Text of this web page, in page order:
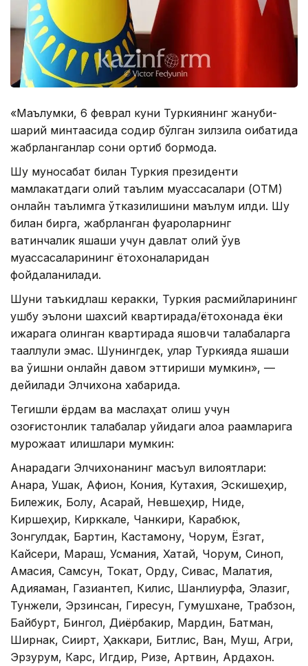
«Маълумки, 6 феврал куни Туркиянинг жануби-
шарқий минтақасида содир бўлган зилзила оқибатида
жабрланганлар сони ортиб бормоқда.
Шу муносабат билан Туркия президенти
мамлакатдаги олий таълим муассасалари (ОТМ)
онлайн таълимга ўтказилишини маълум қилди. Шу
билан бирга, жабрланган фуқароларнинг
вақтинчалик яшаши учун давлат олий ўқув
муассасаларининг ётоқхоналаридан
фойдаланилади.
Шуни таъкидлаш керакки, Туркия расмийларининг
ушбу эълони шахсий квартирада/ётоқхонада ёки
ижарага олинган квартирада яшовчи талабаларга
тааллуқли эмас. Шунингдек, улар Туркияда яшаши
ва ўқишни онлайн давом эттириши мумкин», —
дейилади Элчихона хабарида.
Тегишли ёрдам ва маслаҳат олиш учун
қозоғистонлик талабалар қуйидаги алоқа рақамларига
мурожаат қилишлари мумкин:
Анқарадаги Элчихонанинг масъул вилоятлари:
Анқара, Ушак, Афион, Кония, Кутахия, Эскишеҳир,
Билежик, Болу, Ақсарай, Невшеҳир, Ниде,
Киршеҳир, Кирккале, Чанкири, Карабюк,
Зонгулдак, Бартин, Кастамону, Чорум, Ёзгат,
Кайсери, Мараш, Усмания, Хатай, Чорум, Синоп,
Амасия, Самсун, Токат, Орду, Сивас, Малатия,
Адияаман, Газиантеп, Килис, Шанлиурфа, Элазиг,
Тунжели, Эрзинcан, Гиресун, Гумушхане, Трабзон,
Байбурт, Бингол, Диёрбакир, Мардин, Батман,
Ширнак, Сиирт, Ҳаккари, Битлис, Ван, Муш, Агри,
Эрзурум, Карс, Игдир, Ризе, Артвин, Ардахон.